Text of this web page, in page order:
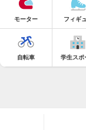
モーター フィギ
自転車 学生スポ